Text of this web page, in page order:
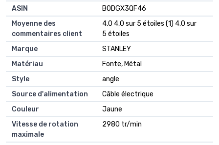
ASIN
B0DGX3QF46
Moyenne des
commentaires client
4,0 4,0 sur 5 étoiles (1) 4,0 sur
5 étoiles
Marque
STANLEY
Matériau
Fonte, Métal
Style
angle
Source d'alimentation
Câble électrique
Couleur
Jaune
Vitesse de rotation
maximale
2980 tr/min